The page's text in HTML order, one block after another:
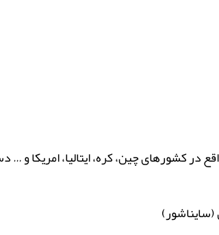
در کشورهای چین، کره، ایتالیا، امریکا و …